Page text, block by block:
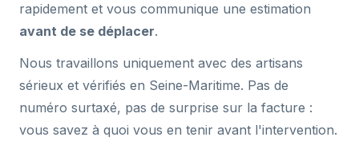
rapidement et vous communique une estimation
avant de se déplacer.
Nous travaillons uniquement avec des artisans
sérieux et vérifiés en Seine-Maritime. Pas de
numéro surtaxé, pas de surprise sur la facture :
vous savez à quoi vous en tenir avant l'intervention.